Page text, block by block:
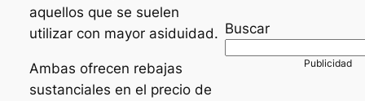
aquellos que se suelen
utilizar con mayor asiduidad.
Ambas ofrecen rebajas
sustanciales en el precio de
Buscar